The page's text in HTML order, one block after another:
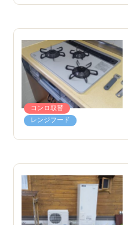
コンロ取替
レンジフード